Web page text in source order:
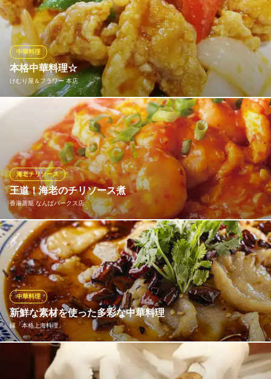
大阪府大阪市中央区宗右衛門町1-13 クリスタルビル6F
て手作りされています。焼きたてでスープがあふれ出る焼き小籠
包が大人気！一度食べると病みつきに！！
本格点心と台湾料理のダパイダン105 なんばこめじるし店
台湾料理
大阪メトロ千日前線なんば駅 徒歩1分
大阪府大阪市浪速区難波中2-10-25 なんばCITY 1F
本格中華料理☆
けむり屋＆フラワー 本店
中華料理
広東と四川を中心とした本格中華料理が味わえるレストランバー♪
『けむり屋特製スブタ』698円（税抜）は、大ぶりの具材と特製の
ソースが絡み合い、ご飯もお酒も進む当店一押しの料理です☆
けむり屋＆フラワー 本店
本格中華料理
大阪メトロ御堂筋線なんば駅 徒歩5分
大阪府大阪市中央区難波千日前6-12
王道！海老のチリソース煮
香港蒸籠 なんばパークス店
海老チリソース
中華といえばこれでしょう！時間限定になりますがぷりぷりの食
感をご堪能あれ！
香港蒸籠 なんばパークス店
飲茶・中華食べ放題
南海本線南海難波駅中央口 徒歩1分
大阪府大阪市浪速区難波中2-10-70 なんばパークス6F
新鮮な素材を使った多彩な中華料理
縁「本格上海料理」
中華料理
本場のシェフが織りなす、新鮮な素材を使った多彩な中華の世
界！ 上海料理はじめ、広東料理、四川料理など、多彩な中華料理